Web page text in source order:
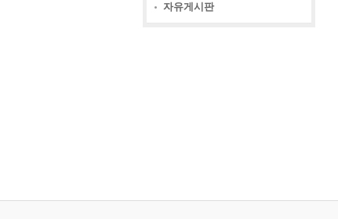
자유게시판